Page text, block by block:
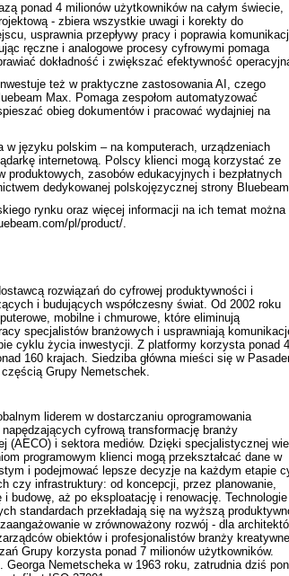
ponad 4 milionów użytkowników na całym świecie,
- zbiera wszystkie uwagi i korekty do
usprawnia przepływy pracy i poprawia
ręczne i analogowe procesy cyfrowymi pomaga
dokładność i zwiększać efektywność
też w praktyczne zastosowania AI, czego
Max. Pomaga zespołom automatyzować
obieg dokumentów i pracować wydajniej na
w języku polskim –na komputerach, urządzeniach
internetową. Polscy klienci mogą korzystać ze
produktowych, zasobów edukacyjnych i bezpłatnych
dedykowanej polskojęzycznej strony
rynku oraz więcej informacji na ich temat można
pl/product/.
rozwiązań do cyfrowej produktywności i
i budujących współczesny świat. Od 2002 roku
mobilne i chmurowe, które eliminują
specjalistów branżowych i usprawniają
cyklu życia inwestycji. Z platformy korzysta ponad 4
160 krajach. Siedziba główna mieści się w
Grupy Nemetschek.
liderem w dostarczaniu oprogramowania
cyfrową transformację branży
(AECO) i sektora mediów. Dzięki specjalistycznej
programowym klienci mogą przekształcać dane w
i podejmować lepsze decyzje na każdym etapie
czy infrastruktury: od koncepcji, przez planowanie,
budowę, aż po eksploatację i renowację.
standardach przekładają się na wyższą
w zrównoważony rozwój - dla
obiektów i profesjonalistów branży
Grupy korzysta ponad 7 milionów użytkowników.
Georga Nemetscheka w 1963 roku, zatrudnia dziś